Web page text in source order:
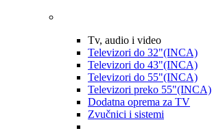
Tv, audio i video
Televizori do 32"(INCA)
Televizori do 43"(INCA)
Televizori do 55"(INCA)
Televizori preko 55"(INCA)
Dodatna oprema za TV
Zvučnici i sistemi